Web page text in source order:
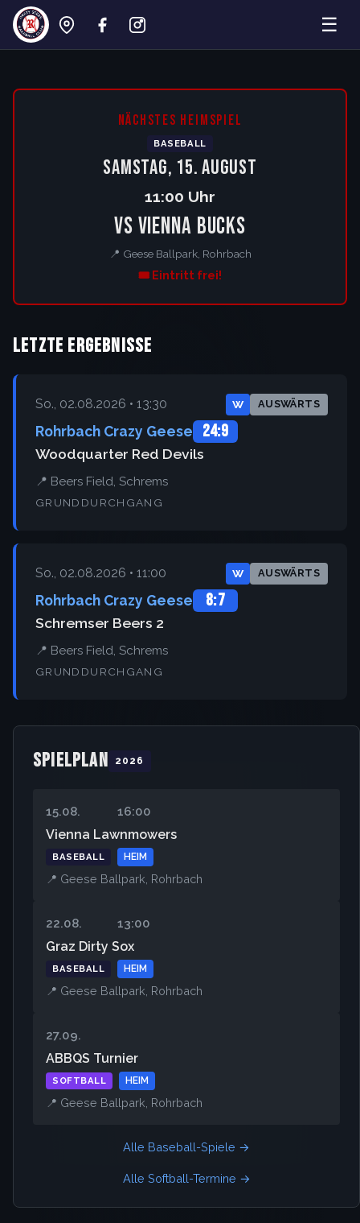
☰
NÄCHSTES HEIMSPIEL
BASEBALL
Samstag, 15. August
11:00 Uhr
vs Vienna Bucks
📍 Geese Ballpark, Rohrbach
🎟️ Eintritt frei!
Letzte Ergebnisse
So., 02.08.2026 • 13:30 W AUSWÄRTS
Rohrbach Crazy Geese 24:9
Woodquarter Red Devils
📍 Beers Field, Schrems
GRUNDDURCHGANG
So., 02.08.2026 • 11:00 W AUSWÄRTS
Rohrbach Crazy Geese 8:7
Schremser Beers 2
📍 Beers Field, Schrems
GRUNDDURCHGANG
SPIELPLAN 2026
15.08. 16:00
Vienna Lawnmowers
BASEBALL HEIM
📍 Geese Ballpark, Rohrbach
22.08. 13:00
Graz Dirty Sox
BASEBALL HEIM
📍 Geese Ballpark, Rohrbach
27.09.
ABBQS Turnier
SOFTBALL HEIM
📍 Geese Ballpark, Rohrbach
Alle Baseball-Spiele →
Alle Softball-Termine →